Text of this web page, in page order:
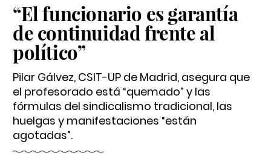
“El funcionario es garantía
de continuidad frente al
político”
Pilar Gálvez, CSIT-UP de Madrid, asegura que
el profesorado está “quemado” y las
fórmulas del sindicalismo tradicional, las
huelgas y manifestaciones “están
agotadas”.